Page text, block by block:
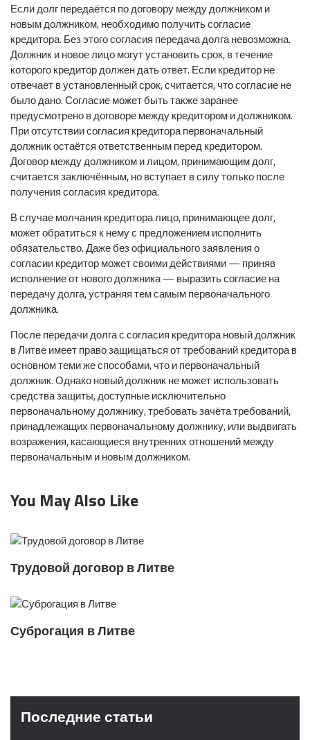
Если долг передаётся по договору между должником и
новым должником, необходимо получить согласие
кредитора. Без этого согласия передача долга невозможна.
Должник и новое лицо могут установить срок, в течение
которого кредитор должен дать ответ. Если кредитор не
отвечает в установленный срок, считается, что согласие не
было дано. Согласие может быть также заранее
предусмотрено в договоре между кредитором и должником.
При отсутствии согласия кредитора первоначальный
должник остаётся ответственным перед кредитором.
Договор между должником и лицом, принимающим долг,
считается заключённым, но вступает в силу только после
получения согласия кредитора.
В случае молчания кредитора лицо, принимающее долг,
может обратиться к нему с предложением исполнить
обязательство. Даже без официального заявления о
согласии кредитор может своими действиями — приняв
исполнение от нового должника — выразить согласие на
передачу долга, устраняя тем самым первоначального
должника.
После передачи долга с согласия кредитора новый должник
в Литве имеет право защищаться от требований кредитора в
основном теми же способами, что и первоначальный
должник. Однако новый должник не может использовать
средства защиты, доступные исключительно
первоначальному должнику, требовать зачёта требований,
принадлежащих первоначальному должнику, или выдвигать
возражения, касающиеся внутренних отношений между
первоначальным и новым должником.
You May Also Like
Трудовой договор в Литве
Суброгация в Литве
Последние статьи